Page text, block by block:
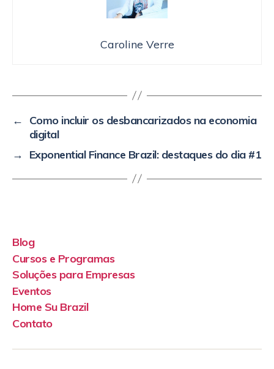
Caroline Verre
←
Como incluir os desbancarizados na economia
digital
→
Exponential Finance Brazil: destaques do dia #1
Blog
Cursos e Programas
Soluções para Empresas
Eventos
Home Su Brazil
Contato